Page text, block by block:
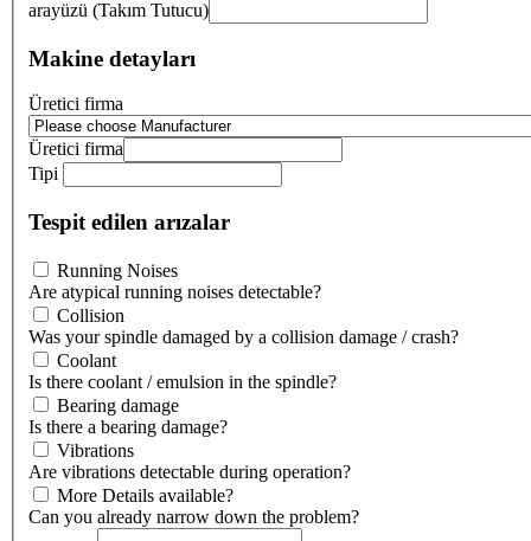
arayüzü (Takım Tutucu)
Makine detayları
Üretici firma
Üretici firma
Tipi
Tespit edilen arızalar
Running Noises
Are atypical running noises detectable?
Collision
Was your spindle damaged by a collision damage / crash?
Coolant
Is there coolant / emulsion in the spindle?
Bearing damage
Is there a bearing damage?
Vibrations
Are vibrations detectable during operation?
More Details available?
Can you already narrow down the problem?